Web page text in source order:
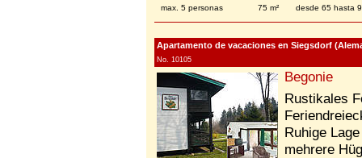
max. 5 personas 75 m² desde 65 hasta
Apartamento de vacaciones en Siegsdorf
No. 10105
Begonie
Rustikales
Ruhige
mehrere